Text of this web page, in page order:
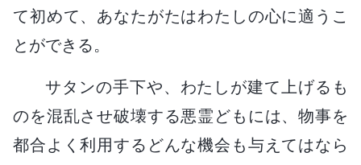
て初めて、あなたがたはわたしの心に適うこ
とができる。
サタンの手下や、わたしが建て上げるも
のを混乱させ破壊する悪霊どもには、物事を
都合よく利用するどんな機会も与えてはなら